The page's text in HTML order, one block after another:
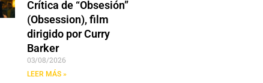
Crítica de “Obsesión”
(Obsession), film
dirigido por Curry
Barker
03/08/2026
LEER MÁS »